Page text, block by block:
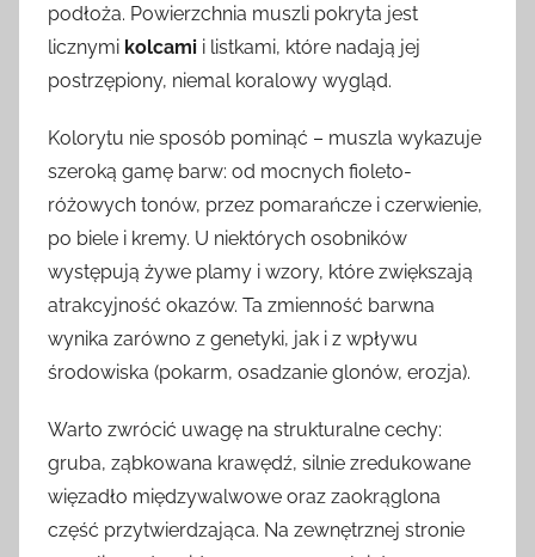
podłoża. Powierzchnia muszli pokryta jest
licznymi kolcami i listkami, które nadają jej
postrzępiony, niemal koralowy wygląd.
Kolorytu nie sposób pominąć – muszla wykazuje
szeroką gamę barw: od mocnych fioleto-
różowych tonów, przez pomarańcze i czerwienie,
po biele i kremy. U niektórych osobników
występują żywe plamy i wzory, które zwiększają
atrakcyjność okazów. Ta zmienność barwna
wynika zarówno z genetyki, jak i z wpływu
środowiska (pokarm, osadzanie glonów, erozja).
Warto zwrócić uwagę na strukturalne cechy:
gruba, ząbkowana krawędź, silnie zredukowane
więzadło międzywalwowe oraz zaokrąglona
część przytwierdzająca. Na zewnętrznej stronie